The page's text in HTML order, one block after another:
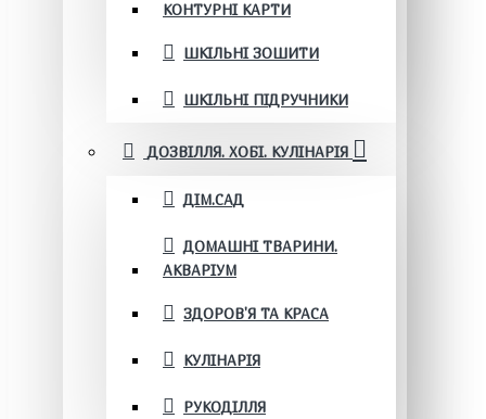
КОНТУРНІ КАРТИ
ШКІЛЬНІ ЗОШИТИ
ШКІЛЬНІ ПІДРУЧНИКИ
ДОЗВІЛЛЯ. ХОБІ. КУЛІНАРІЯ
ДІМ.САД
ДОМАШНІ ТВАРИНИ.
АКВАРІУМ
ЗДОРОВ'Я ТА КРАСА
КУЛІНАРІЯ
РУКОДІЛЛЯ